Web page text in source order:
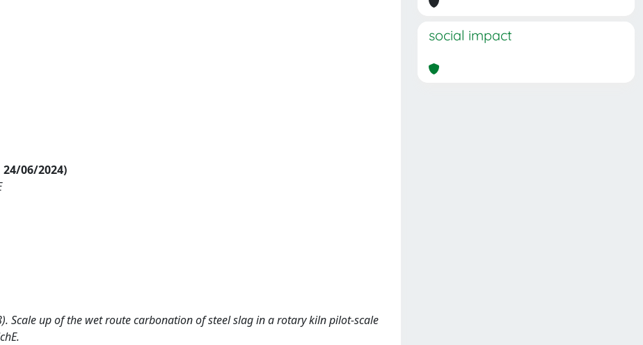
06/2024)
Scale up of the wet route carbonation of steel slag in a rotary kiln pilot-scale
social impact